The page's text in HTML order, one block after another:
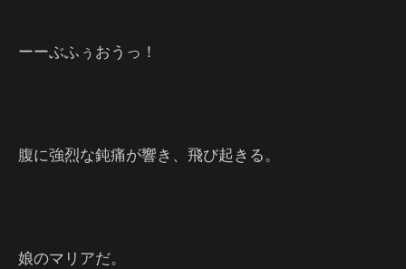
ーーぶふぅおうっ！
腹に強烈な鈍痛が響き、飛び起きる。
娘のマリアだ。